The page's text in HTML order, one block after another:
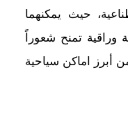
حيث يمكنهما
تمنح شعوراً
أبرز اماكن سياحية